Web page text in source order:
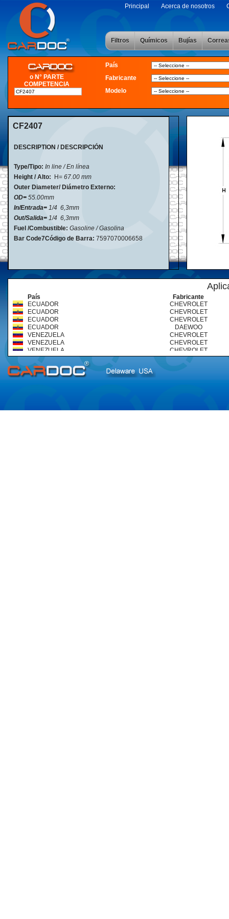
Principal Acerca de nosotros
Filtros Químicos Bujías
o N° PARTE
COMPETENCIA
País
Fabricante
Modelo
CF2407
DESCRIPTION / DESCRIPCIÓN
Type/Tipo: In line / En línea
Height / Alto:
H= 67.00 mm
Outer Diameter/ Diámetro Externo:
OD= 55.00mm
In/Entrada= 1/4 6,3mm
Out/Salida= 1/4 6,3mm
Fuel /Combustible: Gasoline / Gasolina
Bar Code7Código de Barra: 7597070006658
País
Fabricante
ECUADOR
CHEVROLET
ECUADOR
CHEVROLET
ECUADOR
CHEVROLET
ECUADOR
DAEWOO
VENEZUELA
CHEVROLET
VENEZUELA
CHEVROLET
VENEZUELA
CHEVROLET
VENEZUELA
DAEWOO
VENEZUELA
DAEWOO
VENEZUELA
VENEZUELA
SUZUKI